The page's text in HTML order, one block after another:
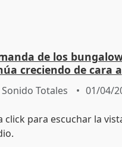
de los
creciendo de cara a
Santa
Sonido Totales 01/04/